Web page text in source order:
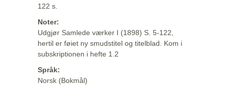
122 s.
Noter:
Udgjør Samlede værker I (1898) S. 5-122,
hertil er føiet ny smudstitel og titelblad. Kom i
subskriptionen i hefte 1.2
Språk:
Norsk (Bokmål)